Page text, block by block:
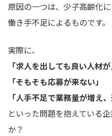
原因の一つは、少子高齢化
働き手不足によるものです。
実際に、
「求人を出しても良い人材
「そもそも応募が来ない」
「人手不足で業務量が増え
といった問題を抱えている
か？